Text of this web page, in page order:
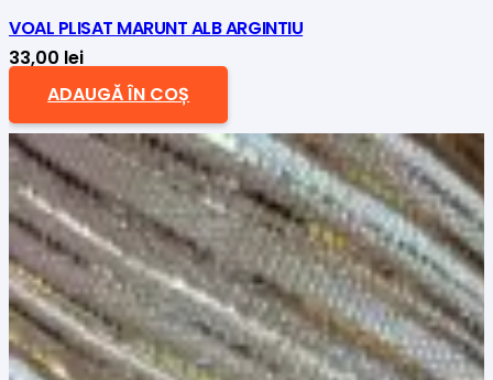
VOAL PLISAT MARUNT ALB ARGINTIU
33,00 lei
ADAUGĂ ÎN COȘ